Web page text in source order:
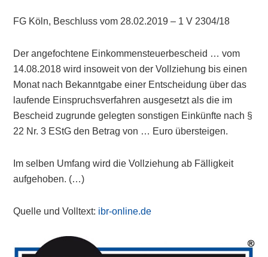
FG Köln, Beschluss vom 28.02.2019 – 1 V 2304/18
Der angefochtene Einkommensteuerbescheid … vom
14.08.2018 wird insoweit von der Vollziehung bis einen
Monat nach Bekanntgabe einer Entscheidung über das
laufende Einspruchsverfahren ausgesetzt als die im
Bescheid zugrunde gelegten sonstigen Einkünfte nach §
22 Nr. 3 EStG den Betrag von … Euro übersteigen.
Im selben Umfang wird die Vollziehung ab Fälligkeit
aufgehoben. (…)
Quelle und Volltext: ibr-online.de
Primary